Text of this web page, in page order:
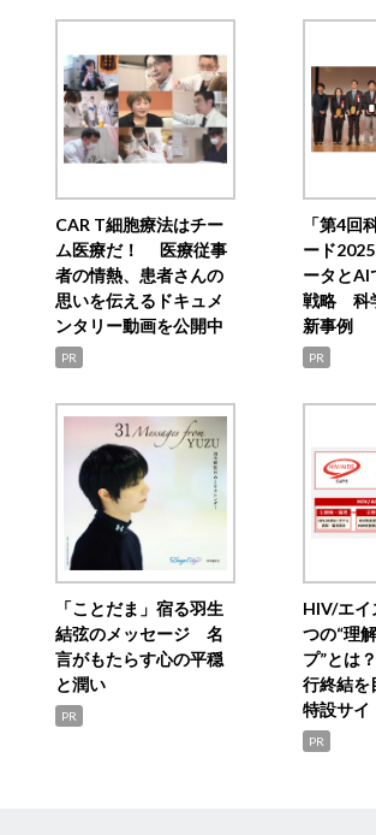
CAR T細胞療法はチー
ム医療だ！ 医療従事
者の情熱、患者さんの
思いを伝えるドキュメ
ンタリー動画を公開中
PR
「第4回
ード
ータとAI
戦略 科
新事例
PR
「ことだま」宿る羽生
結弦のメッセージ 名
言がもたらす心の平穏
と潤い
PR
HIV/エイ
つの“理
プ”とは
行終結を
特設サ
PR